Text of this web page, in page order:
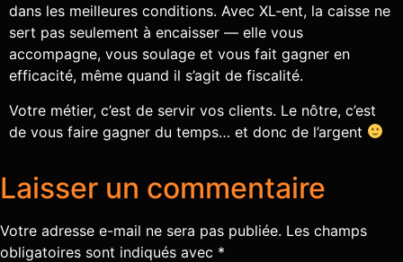
dans les meilleures conditions. Avec XL-ent, la caisse ne
sert pas seulement à encaisser — elle vous
accompagne, vous soulage et vous fait gagner en
efficacité, même quand il s’agit de fiscalité.
Votre métier, c’est de servir vos clients. Le nôtre, c’est
de vous faire gagner du temps… et donc de l’argent
Laisser un commentaire
Votre adresse e-mail ne sera pas publiée. Les champs
obligatoires sont indiqués avec *